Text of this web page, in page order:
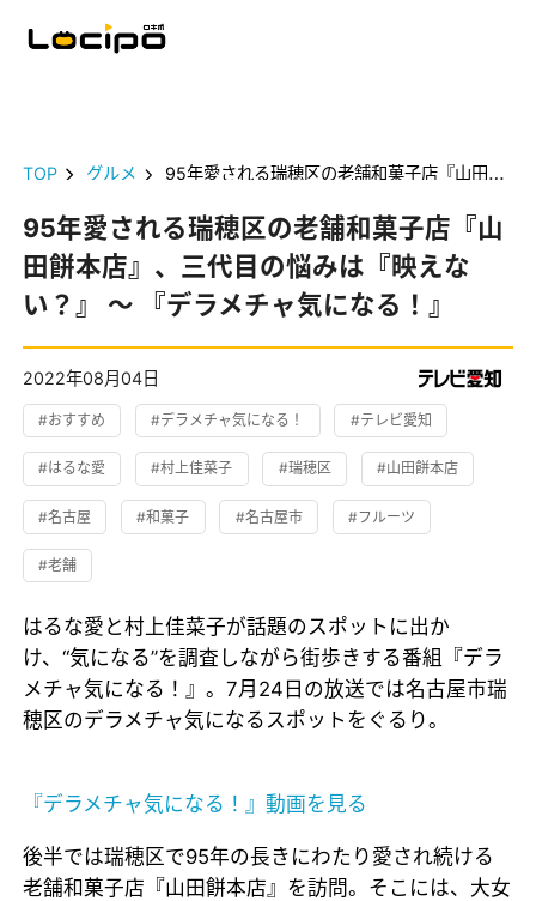
TOP グルメ 95年愛される瑞穂区の老舗和菓子店『山田餅本店』、三代目の悩みは『映えない？』 ～ 『デラメチャ気になる！』
95年愛される瑞穂区の老舗和菓子店『山
田餅本店』、三代目の悩みは『映えな
い？』 ～ 『デラメチャ気になる！』
2022年08月04日
#おすすめ #デラメチャ気になる！ #テレビ愛知
#はるな愛 #村上佳菜子 #瑞穂区 #山田餅本店
#名古屋 #和菓子 #名古屋市 #フルーツ
#老舗
はるな愛と村上佳菜子が話題のスポットに出か
け、“気になる”を調査しながら街歩きする番組『デラ
メチャ気になる！』。7月24日の放送では名古屋市瑞
穂区のデラメチャ気になるスポットをぐるり。
『デラメチャ気になる！』動画を見る
後半では瑞穂区で95年の長きにわたり愛され続ける
老舗和菓子店『山田餅本店』を訪問。そこには、大女